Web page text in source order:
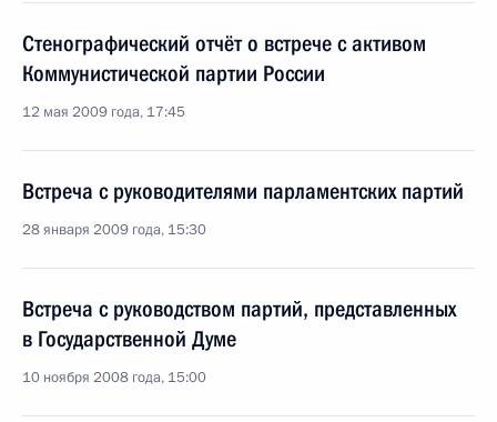
Стенографический отчёт о встрече с активом
Коммунистической партии России
12 мая 2009 года, 17:45
Встреча с руководителями парламентских партий
28 января 2009 года, 15:30
Встреча с руководством партий, представленных
в Государственной Думе
10 ноября 2008 года, 15:00